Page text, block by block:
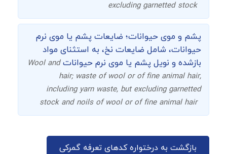
excluding garnetted stock
پشم و موی حیوانات؛ ضایعات پشم یا موی نرم
حیوانات، شامل ضایعات نخ، به استثنای مواد
بازشده و نويل پشم یا موی نرم حیواناتWool and
hair; waste of wool or of fine animal hair,
including yarn waste, but excluding garnetted
stock and noils of wool or of fine animal hair
بازگشت به درختواره کدهای تعرفه گمرکی